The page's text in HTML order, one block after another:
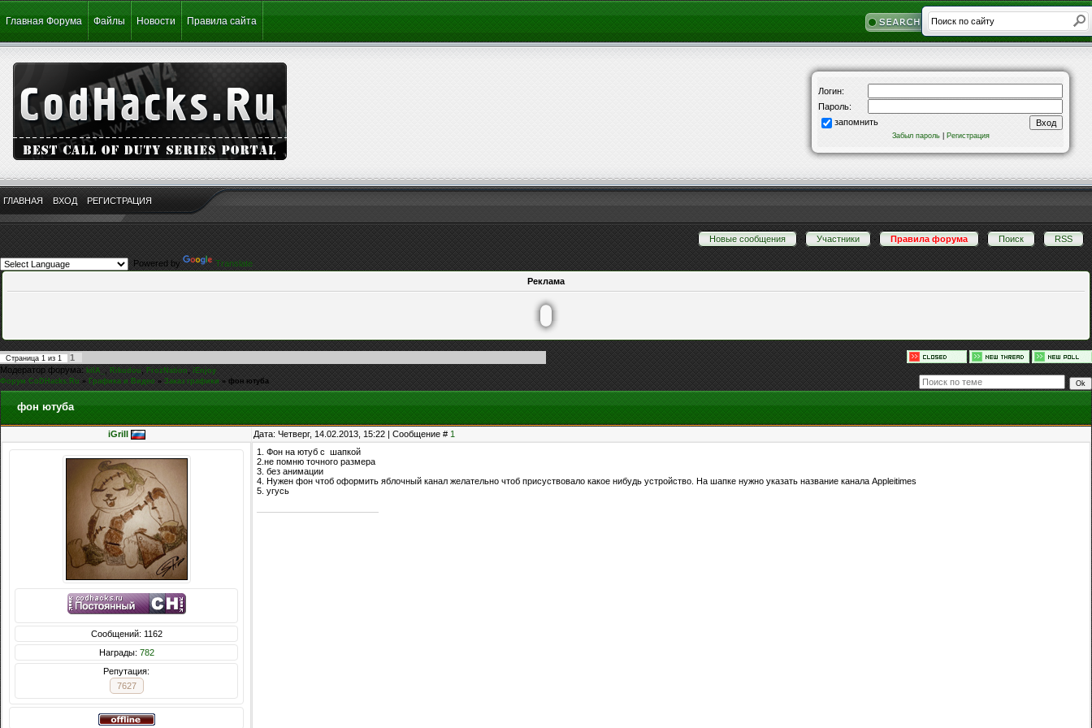
Главная Форума Файлы Новости Правила сайта
ГЛАВНАЯ ВХОД РЕГИСТРАЦИЯ
Логин:
Пароль:
запомнить
Забыл пароль| Регистрация
Новые сообщения · Участники · Правила форума · Поиск · RSS
Powered by
Translate
Реклама
Страница 1 из 1
1
Модератор форума: kiIA_, Rikudou, FrozNation,iEnjoy
Форум CoDHacks.Ru » Графика и Видео » Заказ графики » фон ютуба
фон ютуба
iGrill Дата: Четверг, 14.02.2013, 15:22 | Сообщение # 1
Сообщений: 1162
Награды: 782
Репутация:
7627
1. Фон на ютуб с шапкой
2.не помню точного размера
3. без анимации
4. Нужен фон чтоб оформить яблочный канал желательно чтоб присуствовало какое нибудь устройство. На шапке нужно указать название канала Appleitimes
5. угусь